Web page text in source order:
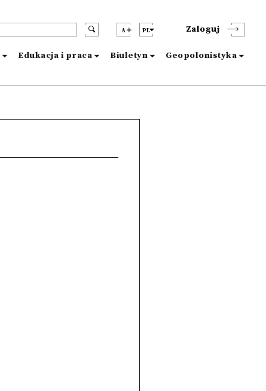
A PL Zaloguj
Edukacja i praca Biuletyn Geopolonistyka